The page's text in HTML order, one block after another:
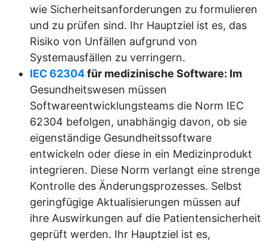
wie Sicherheitsanforderungen zu formulieren
und zu prüfen sind. Ihr Hauptziel ist es, das
Risiko von Unfällen aufgrund von
Systemausfällen zu verringern.
IEC 62304für medizinische Software: Im
Gesundheitswesen müssen
Softwareentwicklungsteams die Norm IEC
62304 befolgen, unabhängig davon, ob sie
eigenständige Gesundheitssoftware
entwickeln oder diese in ein Medizinprodukt
integrieren. Diese Norm verlangt eine strenge
Kontrolle des Änderungsprozesses. Selbst
geringfügige Aktualisierungen müssen auf
ihre Auswirkungen auf die Patientensicherheit
geprüft werden. Ihr Hauptziel ist es,